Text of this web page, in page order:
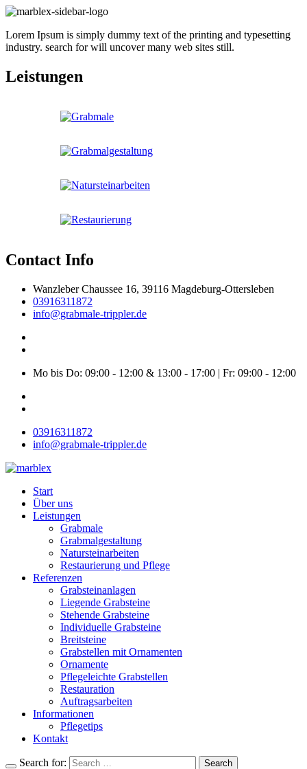
Lorem Ipsum is simply dummy text of the printing and typesetting
industry. search for will uncover many web sites still.
Leistungen
Contact Info
Wanzleber Chaussee 16, 39116 Magdeburg-Ottersleben
03916311872
info@grabmale-trippler.de
Mo bis Do: 09:00 - 12:00 & 13:00 - 17:00 | Fr: 09:00 - 12:00
03916311872
info@grabmale-trippler.de
Start
Über uns
Leistungen
Grabmale
Grabmalgestaltung
Natursteinarbeiten
Restaurierung und Pflege
Referenzen
Grabsteinanlagen
Liegende Grabsteine
Stehende Grabsteine
Individuelle Grabsteine
Breitsteine
Grabstellen mit Ornamenten
Ornamente
Pflegeleichte Grabstellen
Restauration
Auftragsarbeiten
Informationen
Pflegetips
Kontakt
Search for: Search